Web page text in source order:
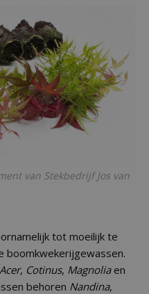
van Stekbedrijf Jos van
tot moeilijk te
boomkwekerijgewassen.
Acer, Cotinus, Magnoliaen
behoren Nandina,